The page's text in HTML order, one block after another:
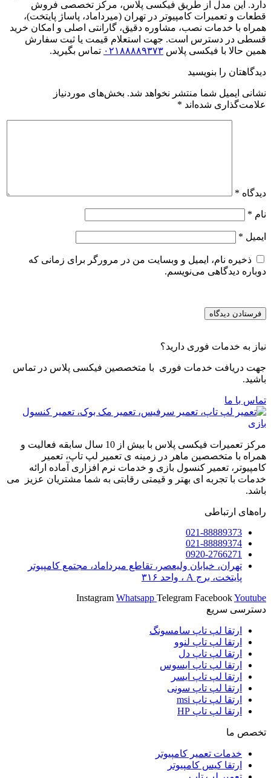
دارد. این مدل از طریق فیکسی پلاس، مرکز تخصصی فروش
قطعات و تعمیرات کامپیوتر در تهران (میرداماد، پاساژ پایتخت)،
همراه با خدمات نصب، مشاوره دقیق، گارانتی اصلی و امکان خرید
قسطی در دسترس است. جهت استعلام قیمت یا ثبت سفارش
همین حالا با فیکسی پلاس ۰۲۱۸۸۸۸۹۳۷۳ تماس بگیرید.
دیدگاهتان را بنویسید
نشانی ایمیل شما منتشر نخواهد شد. بخش‌های موردنیاز
علامت‌گذاری شده‌اند *
دیدگاه *
نام *
ایمیل *
ذخیره نام، ایمیل و وبسایت من در مرورگر برای زمانی که
دوباره دیدگاهی می‌نویسم.
نیاز به خدمات فوری دارید؟
جهت دریافت خدمات فوری با متخصصین فیکسی پلاس در تماس
باشید.
تماس با ما
مرکز تعمیرات فیکسی پلاس با بیش از 10 سال سابقه فعالیت و
همراه با متخصصین ماهر در زمینه ی تعمیر لپ تاپ، تعمیر
کامپیوتر، تعمیر کنسول بازی و خدمات نرم افزاری آماده ارائه
خدمات با تجربه ای بهتر و قیمتی رقابتی به شما مشتریان عزیز می
باشد.
راه‌های ارتباطی
021-88889373
021-88889374
0920-2766271
تهران، خیابان ولیعصر، تقاطع میرداماد، مجتمع کامپیوتر
پایتخت، برج A ، واحد ۳۱۶
Instagram Whatsapp Telegram FacebookYoutube
دسترسی سریع
ارتقا لپ تاپ سامسونگ
ارتقا لپ تاپ لنوو
ارتقا لپ تاپ دل
ارتقا لپ تاپ ایسوس
ارتقا لپ تاپ ایسر
ارتقا لپ تاپ سونی
ارتقا لپ تاپ msi
ارتقا لپ تاپ HP
تخصص ما
خدمات تعمیر کامپیوتر
ارتقا کیس کامپیوتر